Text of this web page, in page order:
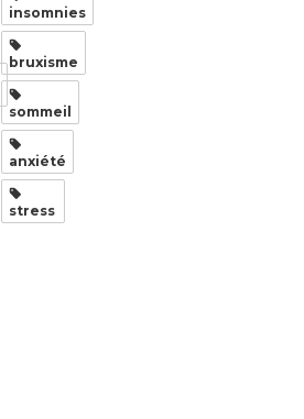
insomnies
bruxisme
sommeil
anxiété
stress